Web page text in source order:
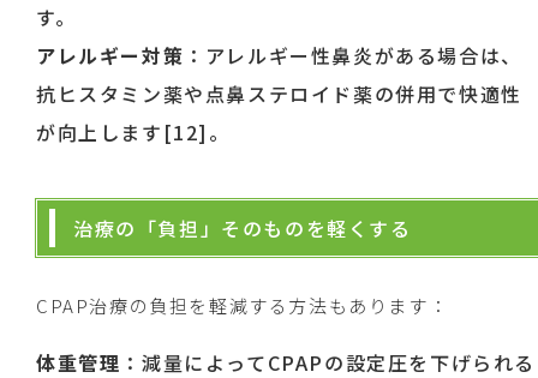
す。
アレルギー対策 ：アレルギー性鼻炎がある場合は、
抗ヒスタミン薬や点鼻ステロイド薬の併用で快適性
が向上します[12]。
治療の「負担」そのものを軽くする
CPAP治療の負担を軽減する方法もあります：
体重管理 ：減量によってCPAPの設定圧を下げられる